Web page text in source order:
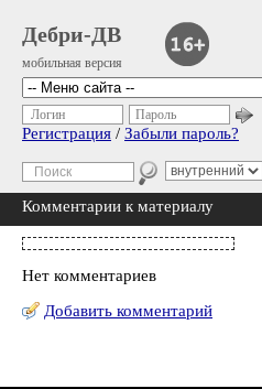
Дебри-ДВ
мобильная версия
Логин Пароль
Регистрация / Забыли пароль?
Комментарии к материалу
Нет комментариев
Добавить комментарий